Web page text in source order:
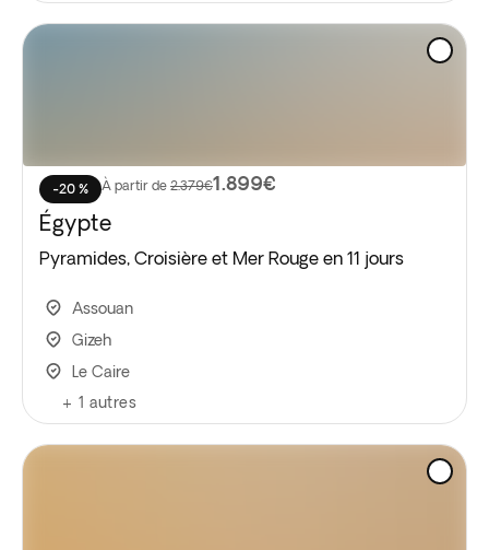
-20 % À partir de 2.379€1.899€
Égypte
Pyramides, Croisière et Mer Rouge en 11 jours
Assouan
Gizeh
Le Caire
+ 1 autres